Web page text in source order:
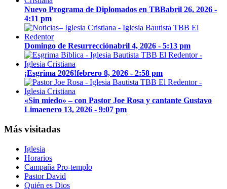
Nuevo Programa de Diplomados en TBBabril 26, 2026 -
4:11 pm
Domingo de Resurrecciónabril 4, 2026 - 5:13 pm
¡Esgrima 2026!febrero 8, 2026 - 2:58 pm
«Sin miedo» – con Pastor Joe Rosa y cantante Gustavo
Limaenero 13, 2026 - 9:07 pm
Más visitadas
Iglesia
Horarios
Campaña Pro-templo
Pastor David
Quién es Dios